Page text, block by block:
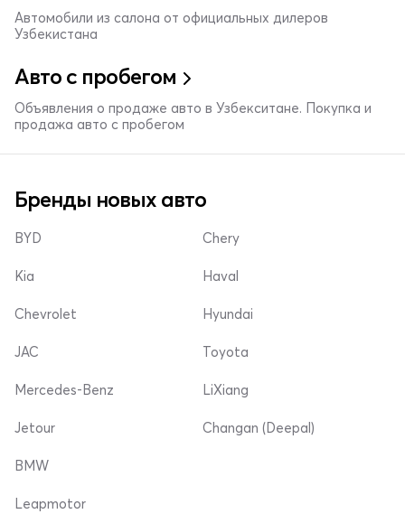
Автомобили из салона от официальных дилеров
Узбекистана
Авто с пробегом
Объявления о продаже авто в Узбекситане. Покупка и
продажа авто с пробегом
Бренды новых авто
BYD
Kia
Chevrolet
Chery
Haval
Hyundai
JAC
Mercedes-Benz
Jetour
Toyota
LiXiang
Changan (Deepal)
BMW
Leapmotor